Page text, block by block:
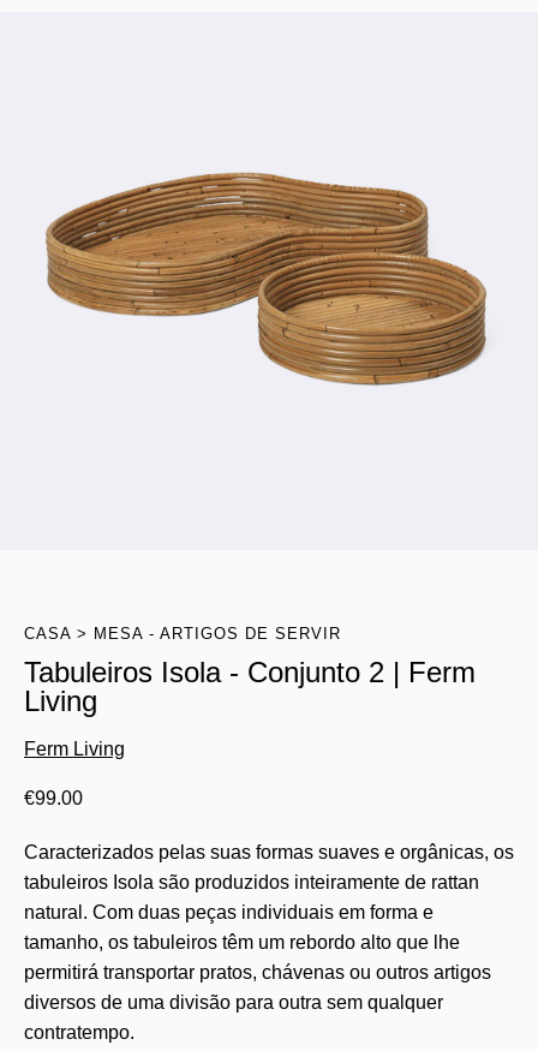
CASA MESA - ARTIGOS DE SERVIR
Tabuleiros Isola - Conjunto 2 | Ferm
Living
Ferm Living
€99.00
Caracterizados pelas suas formas suaves e orgânicas, os
tabuleiros Isola são produzidos inteiramente de rattan
natural. Com duas peças individuais em forma e
tamanho, os tabuleiros têm um rebordo alto que lhe
permitirá transportar pratos, chávenas ou outros artigos
diversos de uma divisão para outra sem qualquer
contratempo.